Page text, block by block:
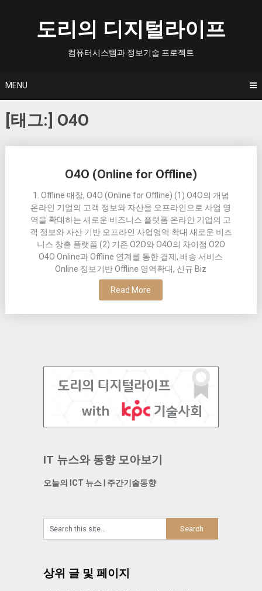
도리의 디지털라이프
컴퓨터시스템과 정보기술 프로젝트
MENU
[태그:] O4O
O4O (Online for Offline)
1. Offline 매장, O4O (Online for Offline) (1) O4O의 개념
온라인 기업의 고객 정보와 자산을 오프라인으로 사업 영
역을 확대하는 새로운 비즈니스 플랫폼 온라인 기업의 고
객 정보와 자산 기반 오프라인 사업영역 확대 새로운 비즈
니스 창출 플랫폼 (2) 기존 O2O와 O4O의 차이점 O2O
O4O Online과 Offline 연계를 통한 결제, 배송 서비스
Online 정보기반 Offline 영역확대, 신규 Biz
Read More
navigation
IT 뉴스와 동향 모아보기
오늘의 ICT 뉴스| 주간기술동향
상위 글 및 페이지